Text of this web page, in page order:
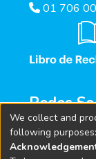
01 706
Redes
We collect and
following purposes: